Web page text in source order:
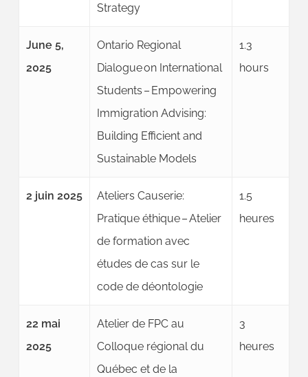
Strategy
June 5,
2025
Ontario Regional
Dialogue on International
Students – Empowering
Immigration Advising:
Building Efficient and
Sustainable Models
1.3
hours
2 juin 2025
Ateliers Causerie:
Pratique éthique – Atelier
de formation avec
études de cas sur le
code de déontologie
1.5
heures
22 mai
2025
Atelier de FPC au
Colloque régional du
Québec et de la
3
heures